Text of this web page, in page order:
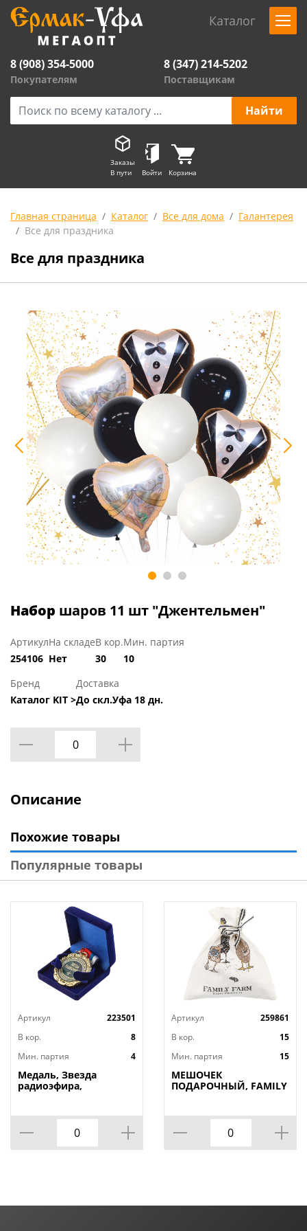
Каталог
8 (908) 354-5000
Покупателям
8 (347) 214-5202
Поставщикам
Заказы
В пути
Войти Корзина
Главная страница Каталог Все для дома
Галантерея
Все для праздника
Все для праздника
Набор шаров 11 шт "Джентельмен"
Артикул
254106
На складе
Нет
В кор.
30
Мин. партия
10
Бренд
Каталог KIT >
Доставка
До скл.Уфа 18 дн.
Описание
Похожие товары
Популярные товары
Артикул
223501
В кор.
8
Мин. партия
4
Медаль, Звезда
радиоэфира,
Артикул
259861
В кор.
15
Мин. партия
15
МЕШОЧЕК
ПОДАРОЧНЫЙ, FAMILY
ПРОПИТКА